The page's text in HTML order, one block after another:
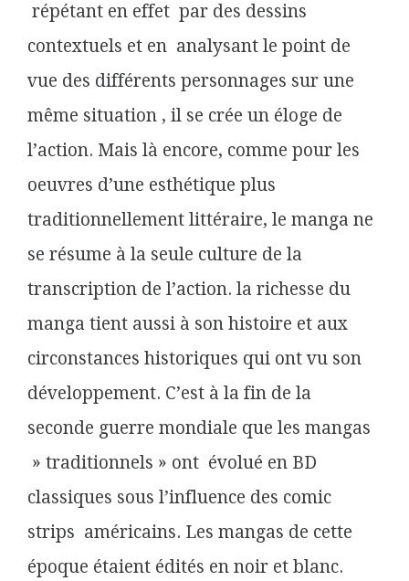
répétant en effet par des dessins
contextuels et en analysant le point de
vue des différents personnages sur une
même situation , il se crée un éloge de
l’action. Mais là encore, comme pour les
oeuvres d’une esthétique plus
traditionnellement littéraire, le manga ne
se résume à la seule culture de la
transcription de l’action. la richesse du
manga tient aussi à son histoire et aux
circonstances historiques qui ont vu son
développement. C’est à la fin de la
seconde guerre mondiale que les mangas
» traditionnels » ont évolué en BD
classiques sous l’influence des comic
strips américains. Les mangas de cette
époque étaient édités en noir et blanc.